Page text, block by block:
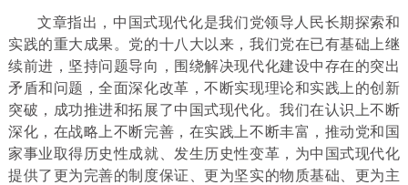
文章指出，中国式现代化是我们党领导人民长期探索和
实践的重大成果。党的十八大以来，我们党在已有基础上继
续前进，坚持问题导向，围绕解决现代化建设中存在的突出
矛盾和问题，全面深化改革，不断实现理论和实践上的创新
突破，成功推进和拓展了中国式现代化。我们在认识上不断
深化，在战略上不断完善，在实践上不断丰富，推动党和国
家事业取得历史性成就、发生历史性变革，为中国式现代化
提供了更为完善的制度保证、更为坚实的物质基础、更为主